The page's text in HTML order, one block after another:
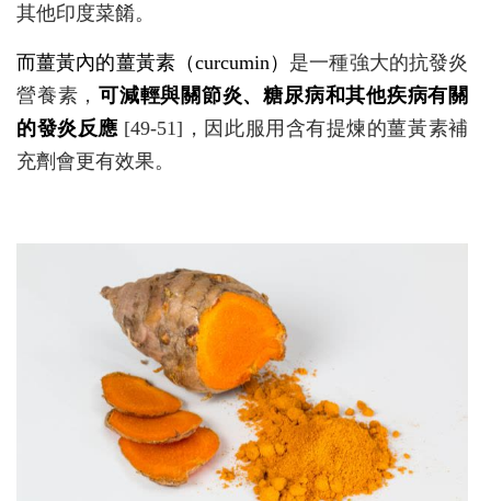
其他印度菜餚。
而薑黃內的薑黃素（curcumin） 是一種強大的抗發炎
營養素，可減輕與關節炎、糖尿病和其他疾病有關
的發炎反應 [49-51]，因此服用含有提煉的薑黃素補
充劑會更有效果。